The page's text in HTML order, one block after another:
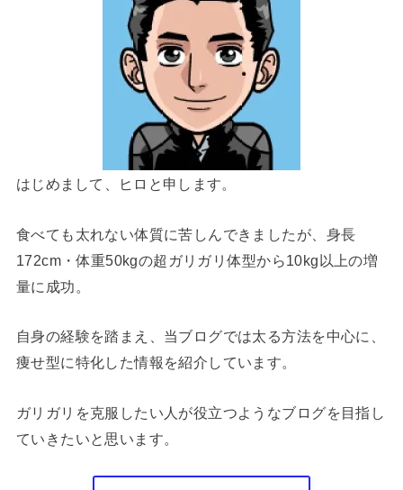
はじめまして、ヒロと申します。
食べても太れない体質に苦しんできましたが、身長
172cm・体重50kgの超ガリガリ体型から10kg以上の増
量に成功。
自身の経験を踏まえ、当ブログでは太る方法を中心に、
痩せ型に特化した情報を紹介しています。
ガリガリを克服したい人が役立つようなブログを目指し
ていきたいと思います。